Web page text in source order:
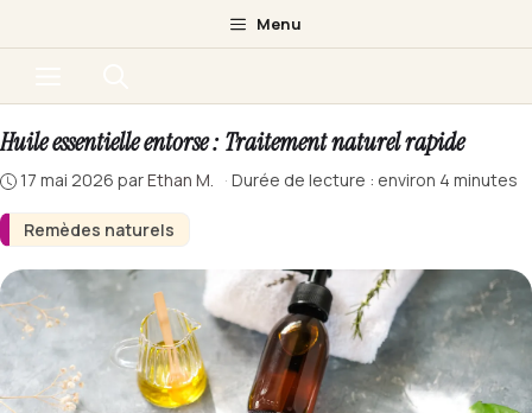
au
Menu
Remèdes naturels
Huile essentielle entorse : Traitement naturel rapide
17 mai 2026 parEthan M. · Durée de lecture : environ 4 minutes